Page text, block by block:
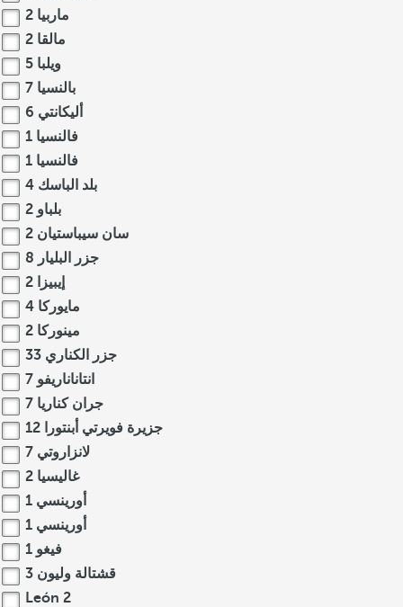
ماربيا 2
مالقا 2
ويلبا 5
بالنسيا 7
أليكانتي 6
فالنسيا 1
فالنسيا 1
بلد الباسك 4
بلباو 2
سان سيباستيان 2
جزر البليار 8
إيبيزا 2
مايوركا 4
مينوركا 2
جزر الكناري 33
انتاناناريفو 7
جران كناريا 7
جزيرة فويرتي أبنتورا 12
لانزاروتي 7
غاليسيا 2
أورينسي 1
أورينسي 1
فيغو 1
قشتالة وليون 3
León 2